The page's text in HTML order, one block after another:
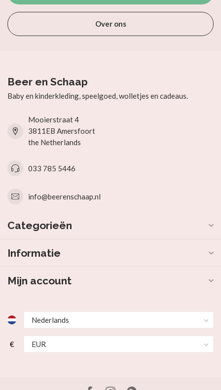
Over ons
Beer en Schaap
Baby en kinderkleding, speelgoed, wolletjes en cadeaus.
Mooierstraat 4
3811EB Amersfoort
the Netherlands
033 785 5446
info@beerenschaap.nl
Categorieën
Informatie
Mijn account
€